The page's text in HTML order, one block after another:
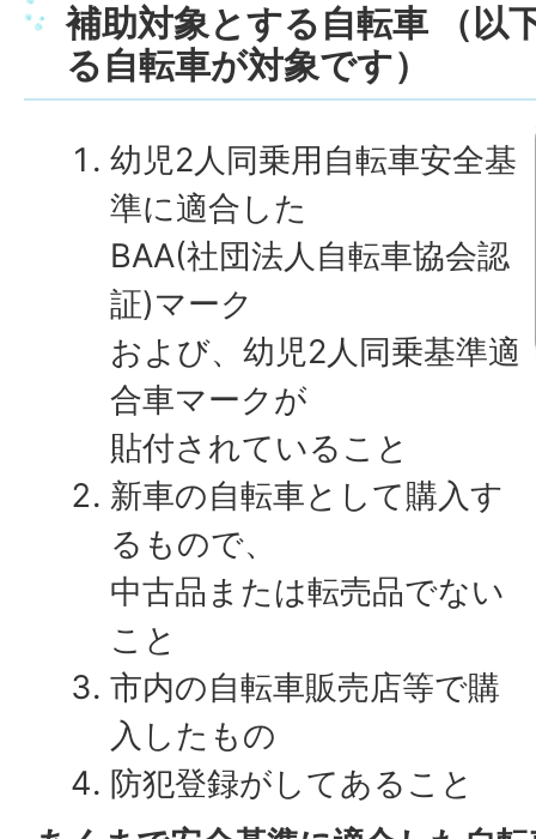
補助対象とする自転車 （以
る自転車が対象です）
幼児2人同乗用自転車安全基
準に適合した
BAA(社団法人自転車協会認
証)マーク
および、幼児2人同乗基準適
合車マークが
貼付されていること
新車の自転車として購入す
るもので、
中古品または転売品でない
こと
市内の自転車販売店等で購
入したもの
防犯登録がしてあること